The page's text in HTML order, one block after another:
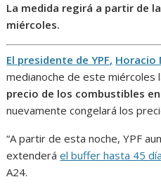
La medida regirá a partir de
miércoles.
El presidente de YPF, Horacio
medianoche de este miércoles
precio de los combustibles
nuevamente congelará los
“A partir de esta noche, YPF
extenderáel buffer hasta 45
A24.